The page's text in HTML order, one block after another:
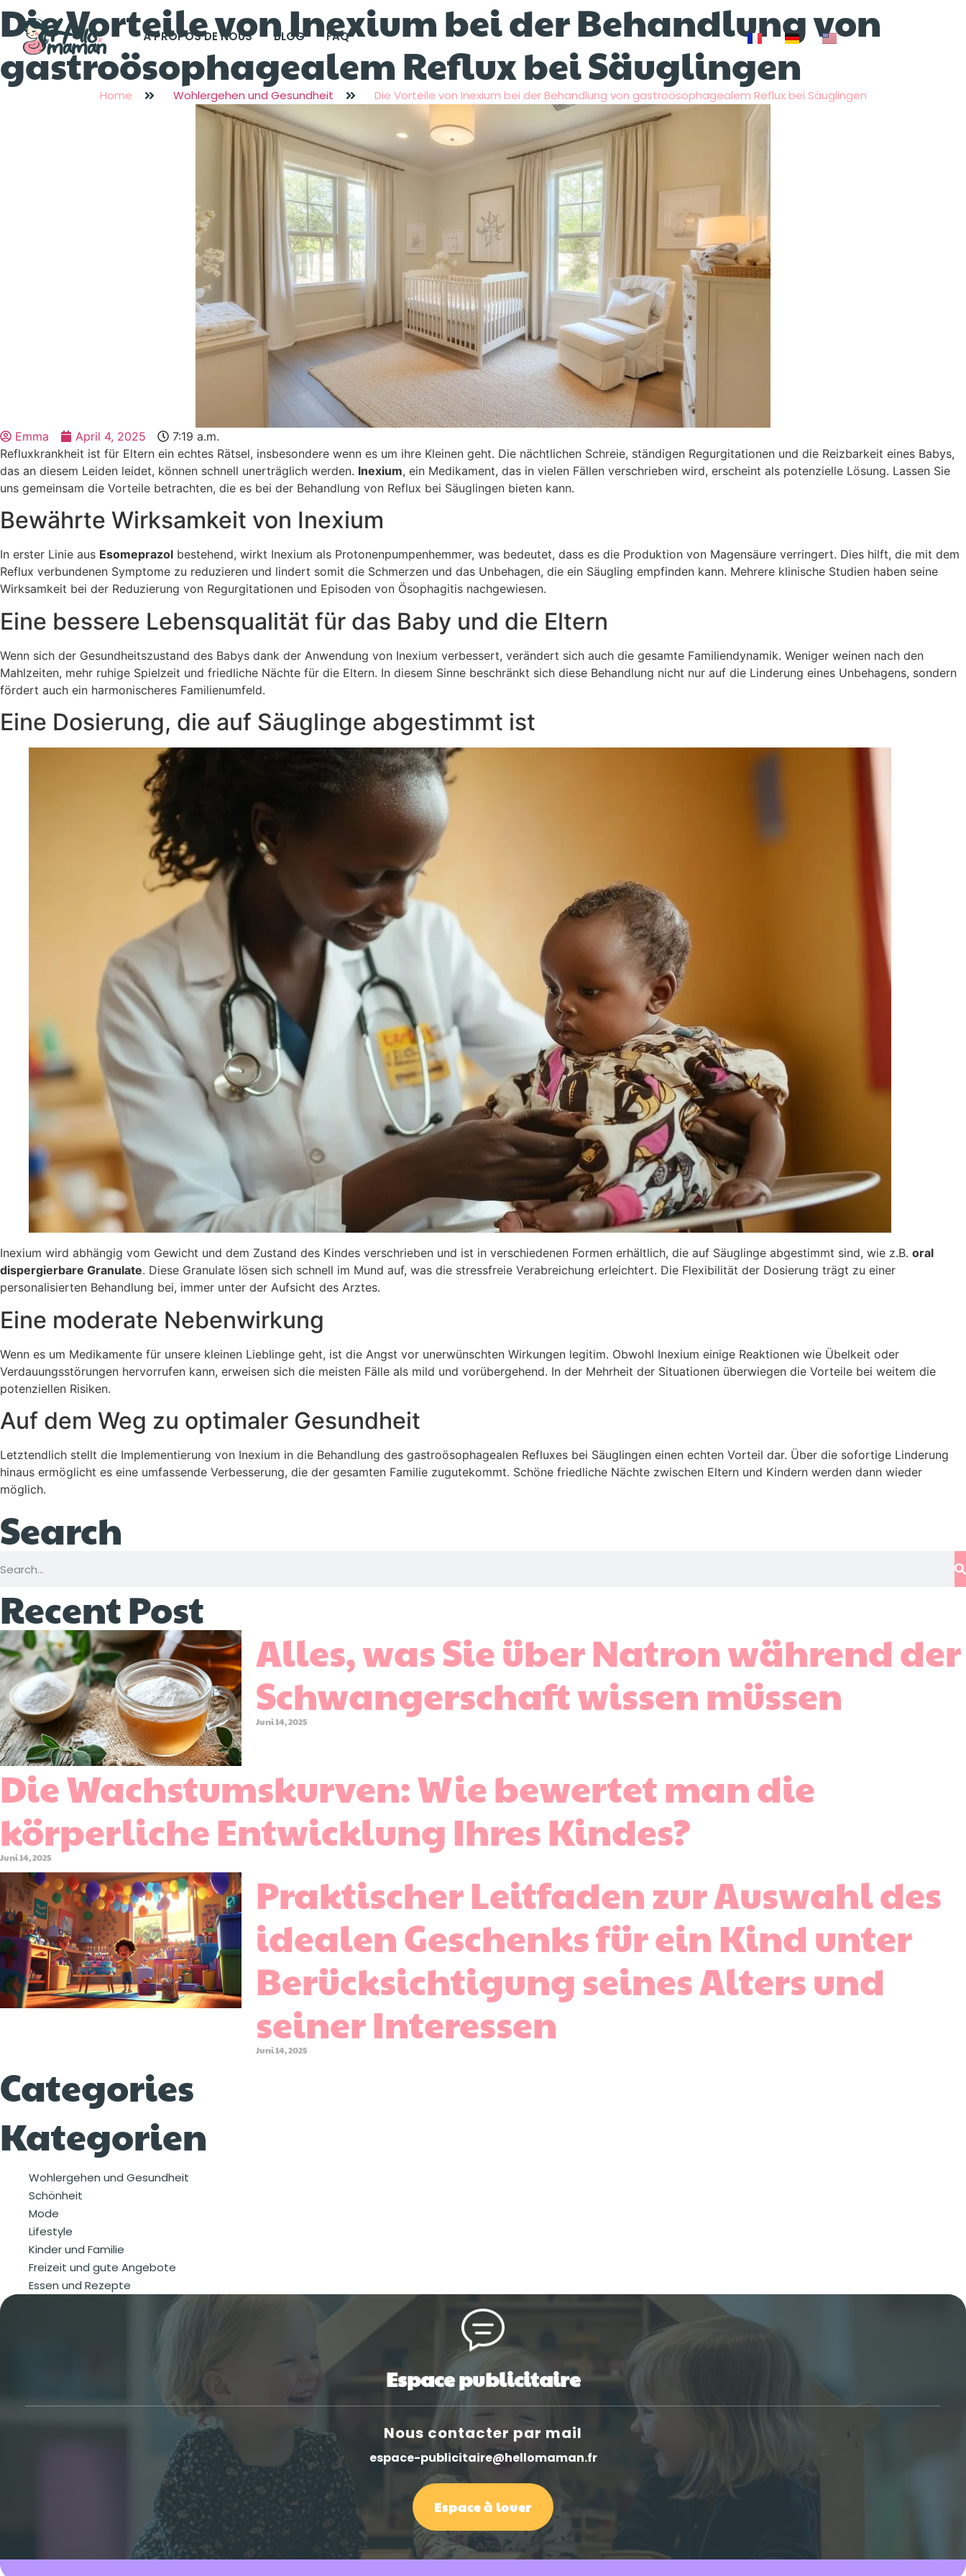
À PROPOS DE NOUS BLOG FAQ
Die Vorteile von Inexium bei der Behandlung von
gastroösophagealem Reflux bei Säuglingen
Home Wohlergehen und Gesundheit Die Vorteile von Inexium bei der Behandlung von gastroösophagealem Reflux bei Säuglingen
Emma April 4, 2025
7:19 a.m.
Refluxkrankheit ist für Eltern ein echtes Rätsel, insbesondere wenn es um ihre Kleinen geht. Die nächtlichen Schreie, ständigen Regurgitationen und die Reizbarkeit eines Babys,
das an diesem Leiden leidet, können schnell unerträglich werden. Inexium, ein Medikament, das in vielen Fällen verschrieben wird, erscheint als potenzielle Lösung. Lassen Sie
uns gemeinsam die Vorteile betrachten, die es bei der Behandlung von Reflux bei Säuglingen bieten kann.
Bewährte Wirksamkeit von Inexium
In erster Linie aus Esomeprazol bestehend, wirkt Inexium als Protonenpumpenhemmer, was bedeutet, dass es die Produktion von Magensäure verringert. Dies hilft, die mit dem
Reflux verbundenen Symptome zu reduzieren und lindert somit die Schmerzen und das Unbehagen, die ein Säugling empfinden kann. Mehrere klinische Studien haben seine
Wirksamkeit bei der Reduzierung von Regurgitationen und Episoden von Ösophagitis nachgewiesen.
Eine bessere Lebensqualität für das Baby und die Eltern
Wenn sich der Gesundheitszustand des Babys dank der Anwendung von Inexium verbessert, verändert sich auch die gesamte Familiendynamik. Weniger weinen nach den
Mahlzeiten, mehr ruhige Spielzeit und friedliche Nächte für die Eltern. In diesem Sinne beschränkt sich diese Behandlung nicht nur auf die Linderung eines Unbehagens, sondern
fördert auch ein harmonischeres Familienumfeld.
Eine Dosierung, die auf Säuglinge abgestimmt ist
Inexium wird abhängig vom Gewicht und dem Zustand des Kindes verschrieben und ist in verschiedenen Formen erhältlich, die auf Säuglinge abgestimmt sind, wie z.B. oral
dispergierbare Granulate. Diese Granulate lösen sich schnell im Mund auf, was die stressfreie Verabreichung erleichtert. Die Flexibilität der Dosierung trägt zu einer
personalisierten Behandlung bei, immer unter der Aufsicht des Arztes.
Eine moderate Nebenwirkung
Wenn es um Medikamente für unsere kleinen Lieblinge geht, ist die Angst vor unerwünschten Wirkungen legitim. Obwohl Inexium einige Reaktionen wie Übelkeit oder
Verdauungsstörungen hervorrufen kann, erweisen sich die meisten Fälle als mild und vorübergehend. In der Mehrheit der Situationen überwiegen die Vorteile bei weitem die
potenziellen Risiken.
Auf dem Weg zu optimaler Gesundheit
Letztendlich stellt die Implementierung von Inexium in die Behandlung des gastroösophagealen Refluxes bei Säuglingen einen echten Vorteil dar. Über die sofortige Linderung
hinaus ermöglicht es eine umfassende Verbesserung, die der gesamten Familie zugutekommt. Schöne friedliche Nächte zwischen Eltern und Kindern werden dann wieder
möglich.
Search
Recent Post
Alles, was Sie über Natron während der
Schwangerschaft wissen müssen
Juni 14, 2025
Die Wachstumskurven: Wie bewertet man die
körperliche Entwicklung Ihres Kindes?
Juni 14, 2025
Praktischer Leitfaden zur Auswahl des
idealen Geschenks für ein Kind unter
Berücksichtigung seines Alters und
seiner Interessen
Juni 14, 2025
Categories
Kategorien
Wohlergehen und Gesundheit
Schönheit
Mode
Lifestyle
Kinder und Familie
Freizeit und gute Angebote
Essen und Rezepte
Espace publicitaire
Nous contacter par mail
espace-publicitaire@hellomaman.fr
Espace à louer